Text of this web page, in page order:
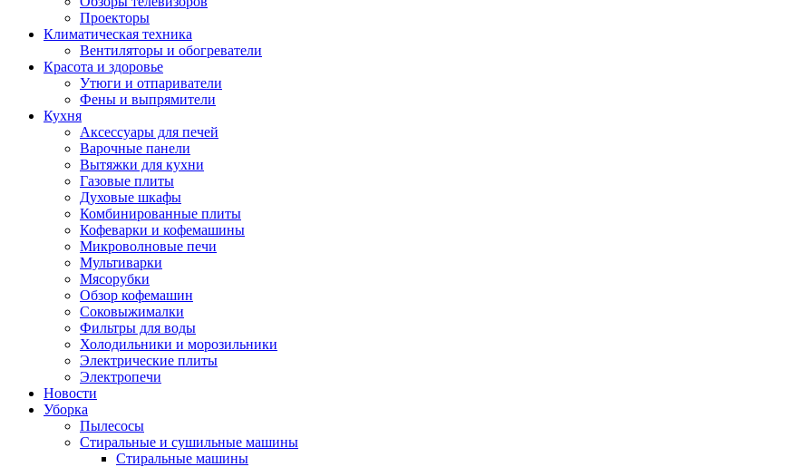
Проекторы
Климатическая техника
Вентиляторы и обогреватели
Красота и здоровье
Утюги и отпариватели
Фены и выпрямители
Кухня
Аксессуары для печей
Варочные панели
Вытяжки для кухни
Газовые плиты
Духовые шкафы
Комбинированные плиты
Кофеварки и кофемашины
Микроволновые печи
Мультиварки
Мясорубки
Обзор кофемашин
Соковыжималки
Фильтры для воды
Холодильники и морозильники
Электрические плиты
Электропечи
Новости
Уборка
Пылесосы
Стиральные и сушильные машины
Стиральные машины